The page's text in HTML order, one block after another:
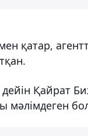
қатар,
дейін Қайрат
мәлімдеген